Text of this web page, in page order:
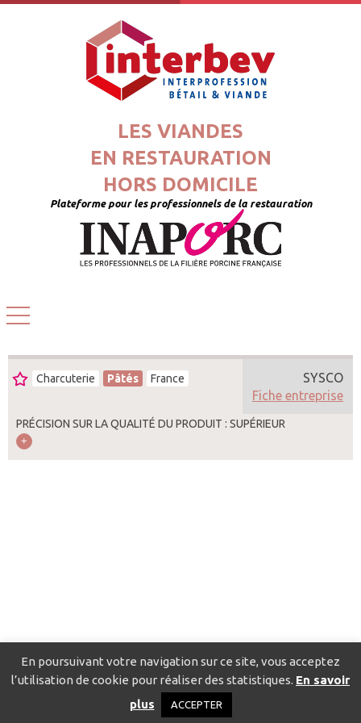
LES VIANDES
EN RESTAURATION
HORS DOMICILE
Plateforme pour les professionnels de la restauration
Charcuterie Pâtés France
PRÉCISION SUR LA QUALITÉ DU PRODUIT : SUPÉRIEUR
SYSCO
Fiche entreprise
Catalogue pour localiser les fournisseurs
Politique de confidentialité
En poursuivant votre navigation sur ce site, vous acceptez
l’utilisation de cookie pour réaliser des statistiques. En savoir
plus
ACCEPTER